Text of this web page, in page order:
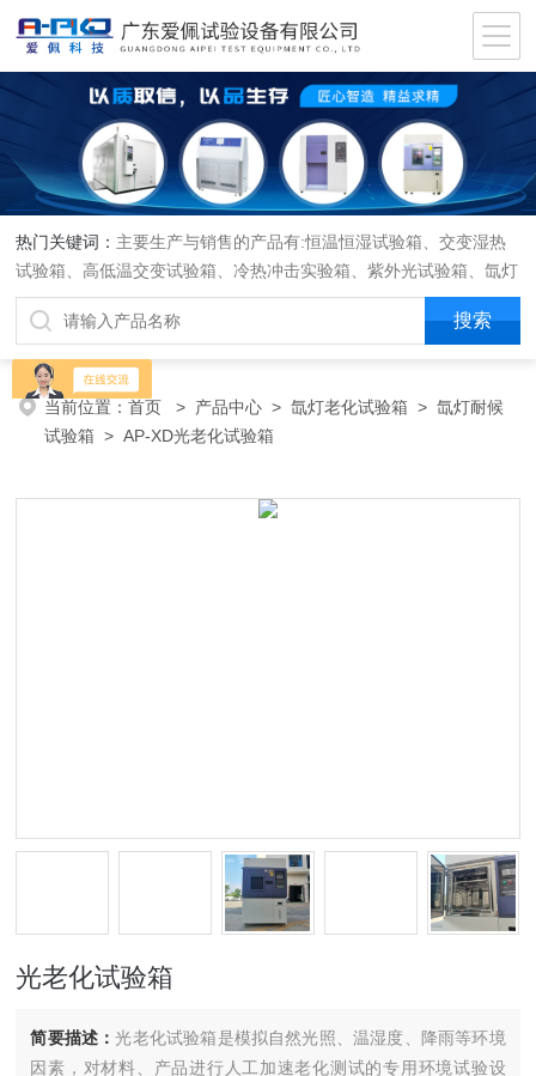
热门关键词： 主要生产与销售的产品有:恒温恒湿试验箱、交变湿热
试验箱、高低温交变试验箱、冷热冲击实验箱、紫外光试验箱、氙灯
老化箱、恒温恒湿实验室、沙尘试验箱、淋雨试验箱、盐水喷雾试验
箱、各种振动试验台、拉力试验机、蒸汽老化试验机、跌落试验机、
插拔力试验机、按健寿命试验机、纸带耐磨擦试验机、工业烘烤箱
当前位置：首页 > 产品中心 >氙灯老化试验箱 >氙灯耐候
试验箱 > AP-XD光老化试验箱
光老化试验箱
简要描述：光老化试验箱是模拟自然光照、温湿度、降雨等环境
因素，对材料、产品进行人工加速老化测试的专用环境试验设